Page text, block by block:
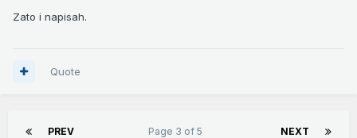
Zato i napisah.
Quote
PREV NEXT
Page 3 of 5